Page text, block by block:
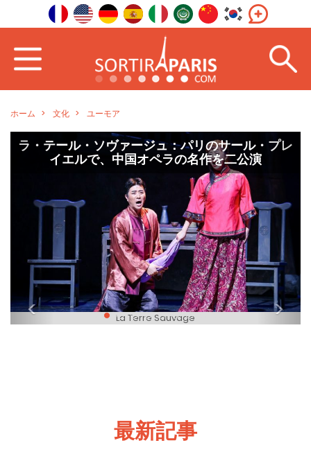
ホーム 文化 ユーモア
La Terre Sauvage
ール・ソヴァージュ：パリのサール・プレ
イエルで、中国オペラの名作を二公演
レナ・
< >
最新記事